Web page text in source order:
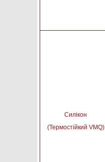
Силікон
(Термостійкий VMQ)